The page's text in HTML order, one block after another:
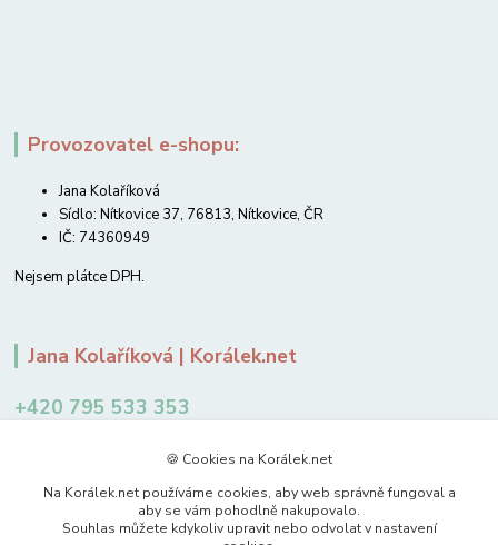
Provozovatel e-shopu:
Jana Kolaříková
Sídlo: Nítkovice 37, 76813, Nítkovice, ČR
IČ: 74360949
Nejsem plátce DPH.
Jana Kolaříková | Korálek.net
+420 795 533 353
🍪 Cookies na Korálek.net
Na Korálek.net používáme cookies, aby web správně fungoval a
aby se vám pohodlně nakupovalo.
Souhlas můžete kdykoliv upravit nebo odvolat v nastavení